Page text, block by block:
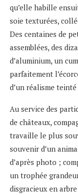
qu’elle habille
soie texturées,
Des centaines de
assemblées, des
d’aluminium, un
parfaitement
d’un réalisme
Au service des
de châteaux,
travaille le plus
souvenir d’un
d’après photo ;
un trophée
disgracieux en